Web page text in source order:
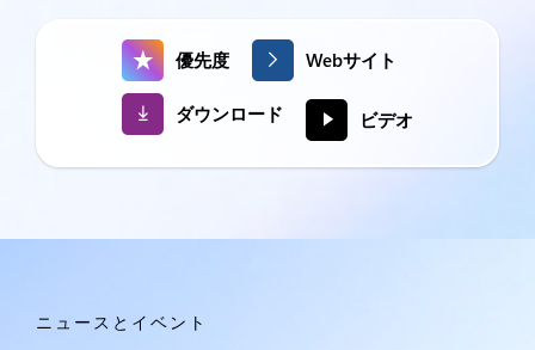
優先度 Webサイト
ダウンロード ビデオ
ニュースとイベント